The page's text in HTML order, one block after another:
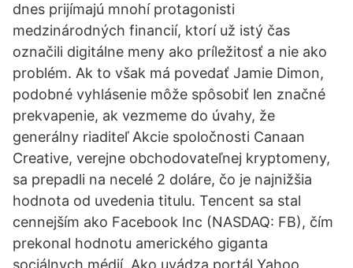
dnes prijímajú mnohí protagonisti
medzinárodných financií, ktorí už istý čas
označili digitálne meny ako príležitosť a nie ako
problém. Ak to však má povedať Jamie Dimon,
podobné vyhlásenie môže spôsobiť len značné
prekvapenie, ak vezmeme do úvahy, že
generálny riaditeľ Akcie spoločnosti Canaan
Creative, verejne obchodovateľnej kryptomeny,
sa prepadli na necelé 2 doláre, čo je najnižšia
hodnota od uvedenia titulu. Tencent sa stal
cennejším ako Facebook Inc (NASDAQ: FB), čím
prekonal hodnotu amerického giganta
sociálnych médií. Ako uvádza portál Yahoo